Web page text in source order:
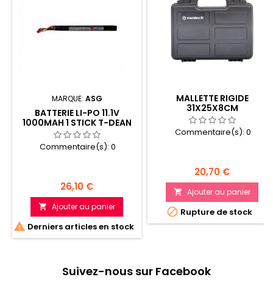
MARQUE: ASG
BATTERIE LI-PO 11.1V
1000MAH 1 STICK T-DEAN
EVO
Commentaire(s): 0
Prix
26,10 €
 Ajouter au panier
 Derniers articles en stock
MALLETTE RIGIDE
31X25X8CM
Commentaire(s): 0
Prix
20,70 €
 Ajouter au panier
 Rupture de stock
Suivez-nous sur Facebook